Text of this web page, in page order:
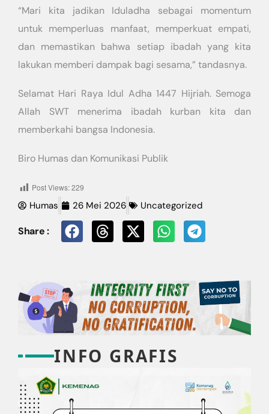
“Mari kita jadikan Iduladha sebagai momentum
untuk memperluas manfaat, memperkuat empati,
dan memastikan bahwa setiap ibadah yang kita
lakukan memberi dampak bagi sesama,” tandasnya.
Selamat Hari Raya Idul Adha 1447 Hijriah. Semoga
Allah SWT menerima ibadah kurban kita dan
memberkahi bangsa Indonesia.
Biro Humas dan Komunikasi Publik
Post Views:229
Humas 26 Mei 2026 Uncategorized
Share :
INFO GRAFIS